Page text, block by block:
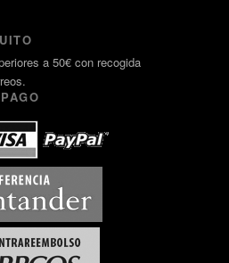
a 50€ con recogida